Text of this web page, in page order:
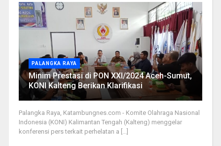
PALANGKA RAYA
Minim Prestasi di PON XXI/2024 Aceh-Sumut,
KONI Kalteng Berikan Klarifikasi
Palangka Raya, Katambungnes.com - Komite Olahraga Nasional
Indonesia (KONI) Kalimantan Tengah (Kalteng) menggelar
konferensi pers terkait perhelatan a [...]